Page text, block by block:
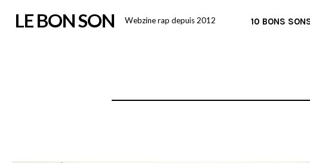
LE BON SON Webzine rap depuis 2012 10 BONS